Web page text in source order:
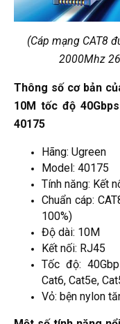
(Cáp mạng CAT8
2000Mhz
Thông số cơ bản
10M tốc độ
40175
Hãng: Ugreen
Model: 40175
Tính năng: Kết
Chuẩn cáp:
100%)
Độ dài: 10M
Kết nối: RJ45
Tốc độ:
Cat6, Cat5e,
Vỏ: bện nylon